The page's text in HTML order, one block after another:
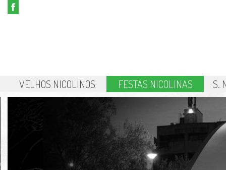
VELHOS NICOLINOS FESTAS NICOLINAS S.